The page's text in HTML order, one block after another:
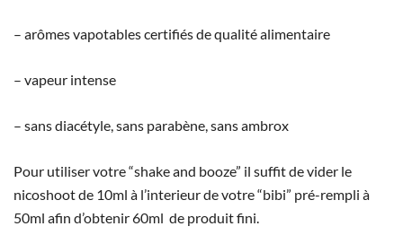
– arômes vapotables certifiés de qualité alimentaire
– vapeur intense
– sans diacétyle, sans parabène, sans ambrox
Pour utiliser votre “shake and booze” il suffit de vider le
nicoshoot de 10ml à l’interieur de votre “bibi” pré-rempli à
50ml afin d’obtenir 60ml de produit fini.